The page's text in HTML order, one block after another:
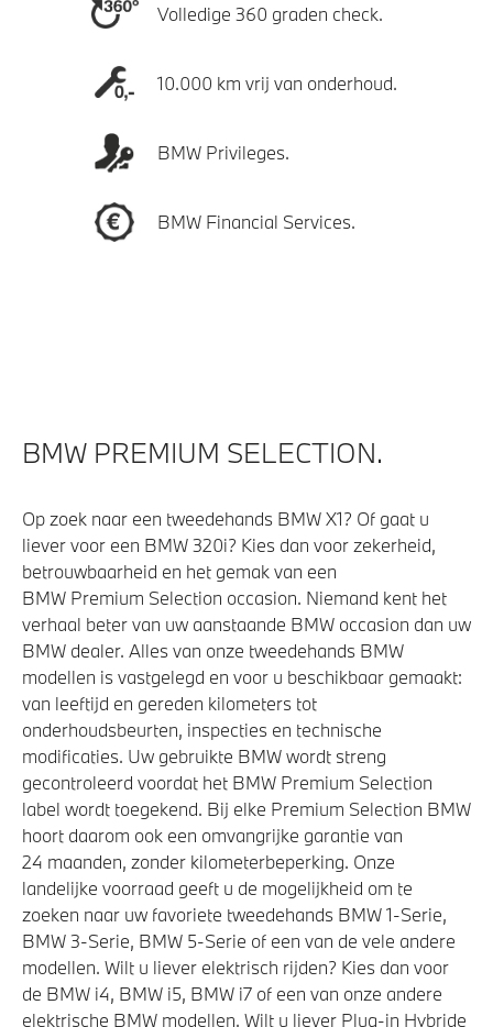
Volledige 360 graden check.
10.000 km vrij van onderhoud.
BMW Privileges.
BMW Financial Services.
BMW PREMIUM SELECTION.
Op zoek naar een tweedehands BMW X1? Of gaat u
liever voor een BMW 320i? Kies dan voor zekerheid,
betrouwbaarheid en het gemak van een
BMW Premium Selection occasion. Niemand kent het
verhaal beter van uw aanstaande BMW occasion dan uw
BMW dealer. Alles van onze tweedehands BMW
modellen is vastgelegd en voor u beschikbaar gemaakt:
van leeftijd en gereden kilometers tot
onderhoudsbeurten, inspecties en technische
modificaties. Uw gebruikte BMW wordt streng
gecontroleerd voordat het BMW Premium Selection
label wordt toegekend. Bij elke Premium Selection BMW
hoort daarom ook een omvangrijke garantie van
24 maanden, zonder kilometerbeperking. Onze
landelijke voorraad geeft u de mogelijkheid om te
zoeken naar uw favoriete tweedehands BMW 1-Serie,
BMW 3-Serie, BMW 5-Serie of een van de vele andere
modellen. Wilt u liever elektrisch rijden? Kies dan voor
de BMW i4, BMW i5, BMW i7 of een van onze andere
elektrische BMW modellen. Wilt u liever Plug-in Hybride